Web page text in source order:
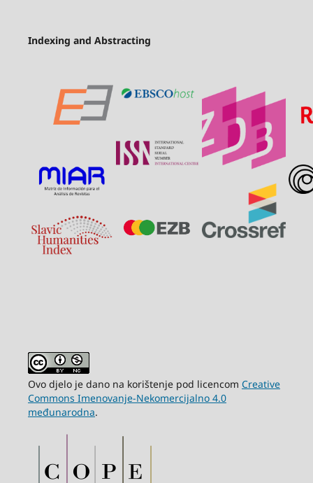
Indexing and Abstracting
Ovo djelo je dano na korištenje pod licencom Creative
Commons Imenovanje-Nekomercijalno 4.0
međunarodna.